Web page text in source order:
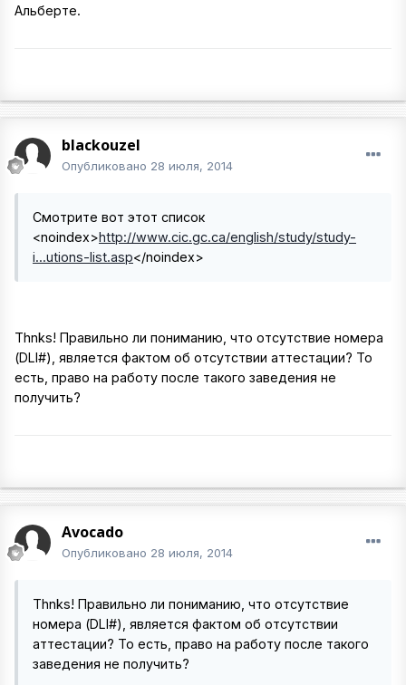
Альберте.
blackouzel
Опубликовано 28 июля, 2014
Смотрите вот этот список
<noindex>http://www.cic.gc.ca/english/study/study-
i...utions-list.asp</noindex>
Thnks! Правильно ли пониманию, что отсутствие номера
(DLI#), является фактом об отсутствии аттестации? То
есть, право на работу после такого заведения не
получить?
Avocado
Опубликовано 28 июля, 2014
Thnks! Правильно ли пониманию, что отсутствие
номера (DLI#), является фактом об отсутствии
аттестации? То есть, право на работу после такого
заведения не получить?